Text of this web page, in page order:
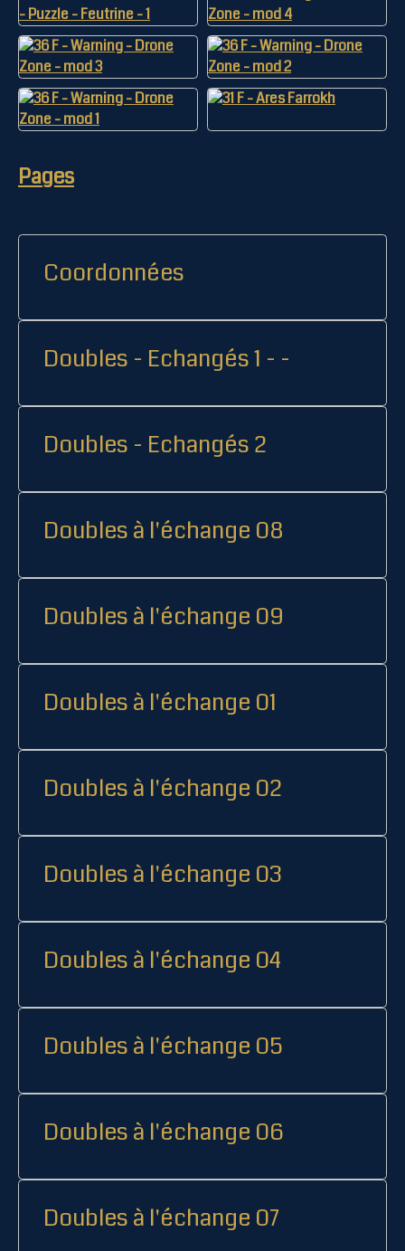
Pages
Coordonnées
Doubles - Echangés 1 - -
Doubles - Echangés 2
Doubles à l'échange 08
Doubles à l'échange 09
Doubles à l'échange 01
Doubles à l'échange 02
Doubles à l'échange 03
Doubles à l'échange 04
Doubles à l'échange 05
Doubles à l'échange 06
Doubles à l'échange 07